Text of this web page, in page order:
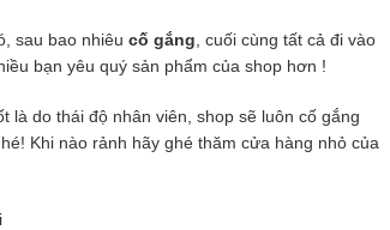
sau bao nhiêu cố gắng , cuối cùng tất cả đi vào
bạn yêu quý sản phẩm của shop hơn !
là do thái độ nhân viên, shop sẽ luôn cố gắng
Khi nào rảnh hãy ghé thăm cửa hàng nhỏ của